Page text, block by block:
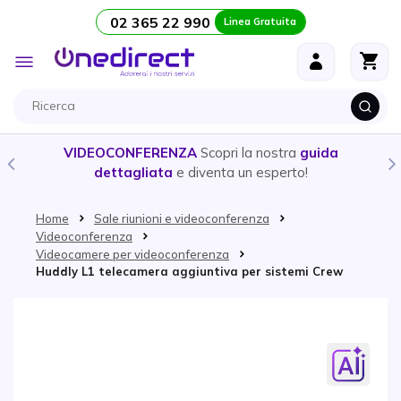
Salta al contenuto 02 365 22 990 Linea Gratuita
Toggle
Nav
VIDEOCONFERENZA Scopri la nostra guida
dettagliata e diventa un esperto!
Home
Sale riunioni e videoconferenza
Videoconferenza
Videocamere per videoconferenza
Huddly L1 telecamera aggiuntiva per sistemi Crew